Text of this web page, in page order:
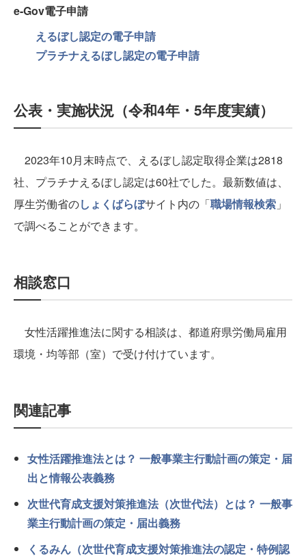
e-Gov電子申請
えるぼし認定の電子申請
プラチナえるぼし認定の電子申請
公表・実施状況（令和4年・5年度実績）
2023年10月末時点で、えるぼし認定取得企業は2818
社、プラチナえるぼし認定は60社でした。最新数値は、
厚生労働省のしょくばらぼサイト内の「職場情報検索 」
で調べることができます。
相談窓口
女性活躍推進法に関する相談は、都道府県労働局雇用
環境・均等部（室）で受け付けています。
関連記事
女性活躍推進法とは？ 一般事業主行動計画の策定・届
出と情報公表義務
次世代育成支援対策推進法（次世代法）とは？ 一般事
業主行動計画の策定・届出義務
くるみん（次世代育成支援対策推進法の認定・特例認